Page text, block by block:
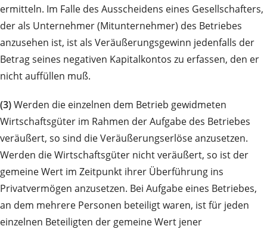
ermitteln. Im Falle des Ausscheidens eines Gesellschafters,
der als Unternehmer (Mitunternehmer) des Betriebes
anzusehen ist, ist als Veräußerungsgewinn jedenfalls der
Betrag seines negativen Kapitalkontos zu erfassen, den er
nicht auffüllen muß.
(3)Werden die einzelnen dem Betrieb gewidmeten
Wirtschaftsgüter im Rahmen der Aufgabe des Betriebes
veräußert, so sind die Veräußerungserlöse anzusetzen.
Werden die Wirtschaftsgüter nicht veräußert, so ist der
gemeine Wert im Zeitpunkt ihrer Überführung ins
Privatvermögen anzusetzen. Bei Aufgabe eines Betriebes,
an dem mehrere Personen beteiligt waren, ist für jeden
einzelnen Beteiligten der gemeine Wert jener